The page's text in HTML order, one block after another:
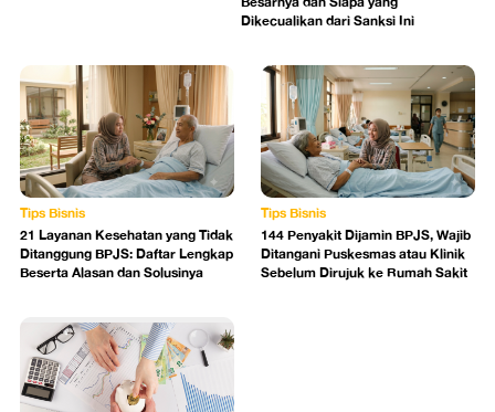
Dikecualikan dari Sanksi Ini
Tips Bisnis
21 Layanan Kesehatan yang Tidak
Ditanggung BPJS: Daftar Lengkap
Beserta Alasan dan Solusinya
Tips Bisnis
144 Penyakit Dijamin BPJS, Wajib
Ditangani Puskesmas atau Klinik
Sebelum Dirujuk ke Rumah Sakit